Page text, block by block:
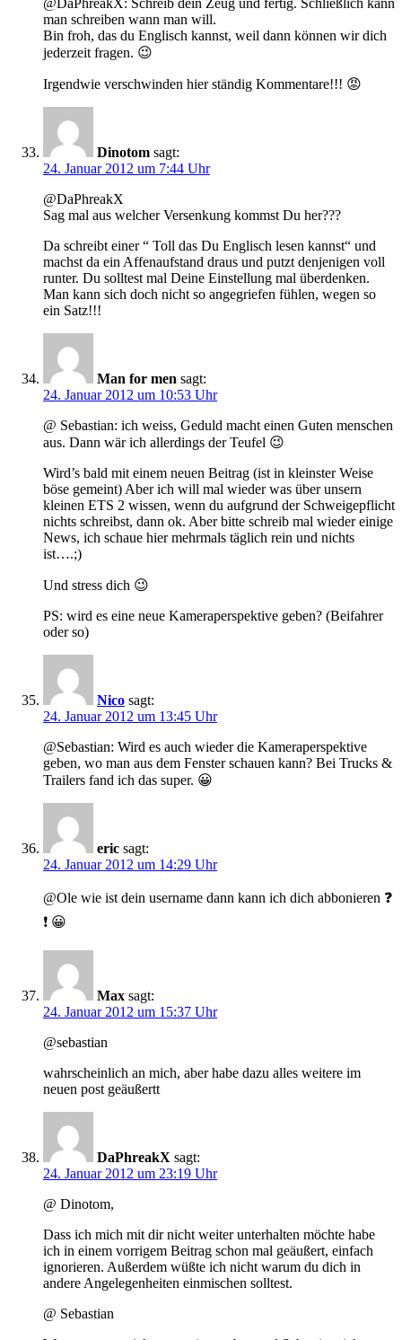
@DaPhreakX: Schreib dein Zeug und fertig. Schließlich kann
man schreiben wann man will.
Bin froh, das du Englisch kannst, weil dann können wir dich
jederzeit fragen. 😉
Irgendwie verschwinden hier ständig Kommentare!!! 😡
Dinotom sagt:
24. Januar 2012 um 7:44 Uhr
@DaPhreakX
Sag mal aus welcher Versenkung kommst Du her???
Da schreibt einer “ Toll das Du Englisch lesen kannst“ und
machst da ein Affenaufstand draus und putzt denjenigen voll
runter. Du solltest mal Deine Einstellung mal überdenken.
Man kann sich doch nicht so angegriefen fühlen, wegen so
ein Satz!!!
Man for men sagt:
24. Januar 2012 um 10:53 Uhr
@ Sebastian: ich weiss, Geduld macht einen Guten menschen
aus. Dann wär ich allerdings der Teufel 😉
Wird’s bald mit einem neuen Beitrag (ist in kleinster Weise
böse gemeint) Aber ich will mal wieder was über unsern
kleinen ETS 2 wissen, wenn du aufgrund der Schweigepflicht
nichts schreibst, dann ok. Aber bitte schreib mal wieder einige
News, ich schaue hier mehrmals täglich rein und nichts
ist….;)
Und stress dich 😉
PS: wird es eine neue Kameraperspektive geben? (Beifahrer
oder so)
Nico sagt:
24. Januar 2012 um 13:45 Uhr
@Sebastian: Wird es auch wieder die Kameraperspektive
geben, wo man aus dem Fenster schauen kann? Bei Trucks &
Trailers fand ich das super. 😀
eric sagt:
24. Januar 2012 um 14:29 Uhr
@Ole wie ist dein username dann kann ich dich abbonieren ❓
❗ 😀
Max sagt:
24. Januar 2012 um 15:37 Uhr
@sebastian
wahrscheinlich an mich, aber habe dazu alles weitere im
neuen post geäußertt
DaPhreakX sagt:
24. Januar 2012 um 23:19 Uhr
@ Dinotom,
Dass ich mich mit dir nicht weiter unterhalten möchte habe
ich in einem vorrigem Beitrag schon mal geäußert, einfach
ignorieren. Außerdem wüßte ich nicht warum du dich in
andere Angelegenheiten einmischen solltest.
@ Sebastian